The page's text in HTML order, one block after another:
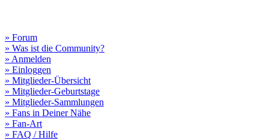
» Forum
» Was ist die Community?
» Anmelden
» Einloggen
» Mitglieder-Übersicht
» Mitglieder-Geburtstage
» Mitglieder-Sammlungen
» Fans in Deiner Nähe
» Fan-Art
» FAQ / Hilfe